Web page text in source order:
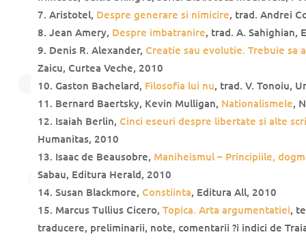
Aristotel, Despre generare si nimicire, trad. Andrei
Jean Amery, Despre imbatranire, trad. A. Sahighian,
Denis R. Alexander, Creatie sau evolutie. Trebuie sa
Zaicu, Curtea Veche, 2010
Gaston Bachelard, Filosofia lui nu, trad. V. Tonoiu,
Bernard Baertsky, Kevin Mulligan, Nationalismele,
Isaiah Berlin, Cinci eseuri despre libertate si alte
Humanitas, 2010
Isaac de Beausobre, Maniheismul – Principiile,
Sabau, Editura Herald, 2010
Susan Blackmore, Constiinta, Editura All, 2010
Marcus Tullius Cicero, Topica. Arta argumentatiei,
traducere, preliminarii, note, comentarii ?i indici de